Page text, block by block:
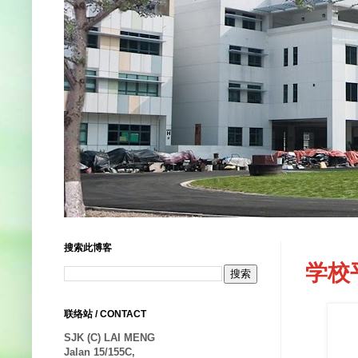
学校
搜索此博客
联络站 / CONTACT
SJK (C) LAI MENG
Jalan 15/155C,